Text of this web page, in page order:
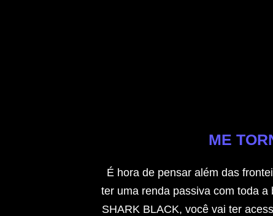
ME
É hora de pensar além das
ter uma renda passiva com toda
SHARK BLACK, você vai ter